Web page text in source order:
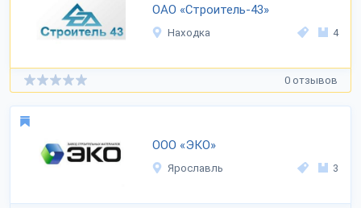
ОАО «Строитель-43»
Находка 4
0 отзывов
ООО «ЭКО»
Ярославль 3